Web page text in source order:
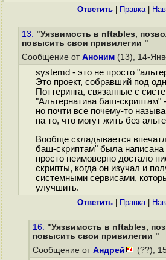
Ответить Правка|
13. "Уязвимость в nftables,
повысить свои привилегии "
Сообщение от Аноним (13), 14-
systemd - это не просто
Это проект, собравший под
Поттеринга, связанные с
"Альтернатива баш-скриптам"
но почти все почему-то
на то, что могут жить без
Вообще складывается
баш-скриптам" была написана
просто неимоверно достало
скрипты, когда он изучал и
системными сервисами,
улучшить.
Ответить Правка|
16. "Уязвимость в nftables,
повысить свои привилегии "
Сообщение от Андрей (??),